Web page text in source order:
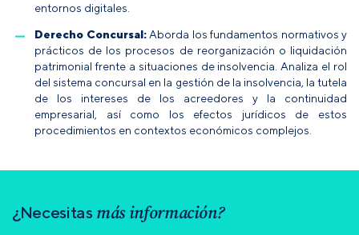
entornos digitales.
Derecho Concursal: Aborda los fundamentos normativos y
prácticos de los procesos de reorganización o liquidación
patrimonial frente a situaciones de insolvencia. Analiza el rol
del sistema concursal en la gestión de la insolvencia, la tutela
de los intereses de los acreedores y la continuidad
empresarial, así como los efectos jurídicos de estos
procedimientos en contextos económicos complejos.
¿Necesitas más información?